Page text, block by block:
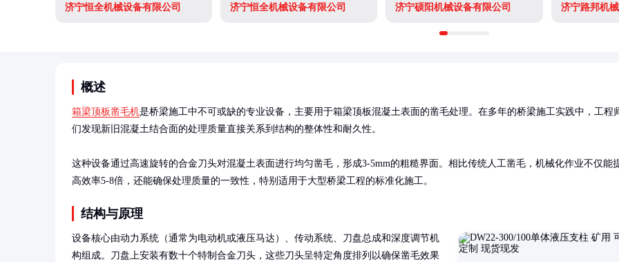
济宁恒全机械设备有限公司 济宁恒全机械设备有限公司 济宁硕阳机械设备有限公司 济宁路邦机
概述
箱梁顶板凿毛机是桥梁施工中不可或缺的专业设备，主要用于箱梁顶板混凝土表面的凿毛处理。在多年的桥梁施工实践中，工程
们发现新旧混凝土结合面的处理质量直接关系到结构的整体性和耐久性。
这种设备通过高速旋转的合金刀头对混凝土表面进行均匀凿毛，形成3-5mm的粗糙界面。相比传统人工凿毛，机械化作业不仅能
高效率5-8倍，还能确保处理质量的一致性，特别适用于大型桥梁工程的标准化施工。
结构与原理
设备核心由动力系统（通常为电动机或液压马达）、传动系统、刀盘总成和深度调节机
构组成。刀盘上安装有数十个特制合金刀头，这些刀头呈特定角度排列以确保凿毛效果